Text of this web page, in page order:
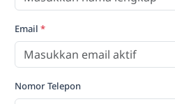
Email *
Nomor Telepon